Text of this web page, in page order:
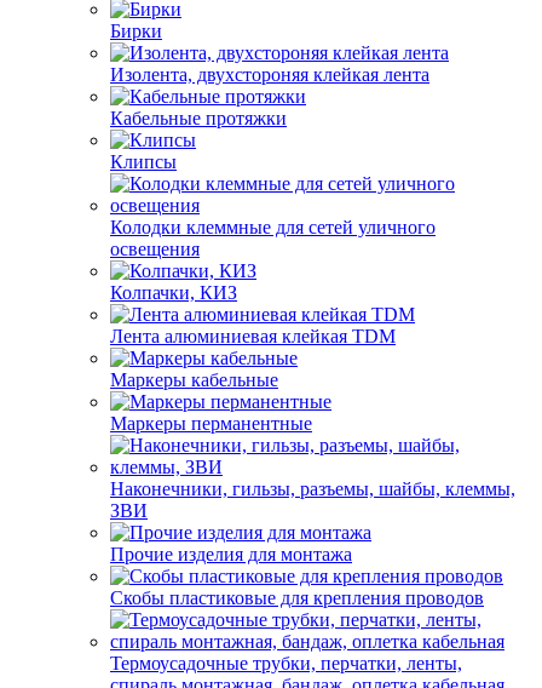
Бирки
Изолента, двухстороняя клейкая лента
Кабельные протяжки
Клипсы
Колодки клеммные для сетей уличного
освещения
Колпачки, КИЗ
Лента алюминиевая клейкая TDM
Маркеры кабельные
Маркеры перманентные
Наконечники, гильзы, разъемы, шайбы, клеммы,
ЗВИ
Прочие изделия для монтажа
Скобы пластиковые для крепления проводов
Термоусадочные трубки, перчатки, ленты,